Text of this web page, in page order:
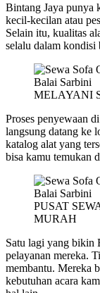
Bintang Jaya punya
kecil-kecilan atau
Selain itu, kualitas
selalu dalam kondisi
MELAYANI
Proses penyewaan
langsung datang ke
katalog alat yang
bisa kamu temukan
PUSAT
MURAH
Satu lagi yang bikin
pelayanan mereka.
membantu. Mereka
kebutuhan acara